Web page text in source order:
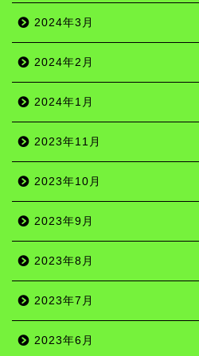
2024年3月
2024年2月
2024年1月
2023年11月
2023年10月
2023年9月
2023年8月
2023年7月
2023年6月